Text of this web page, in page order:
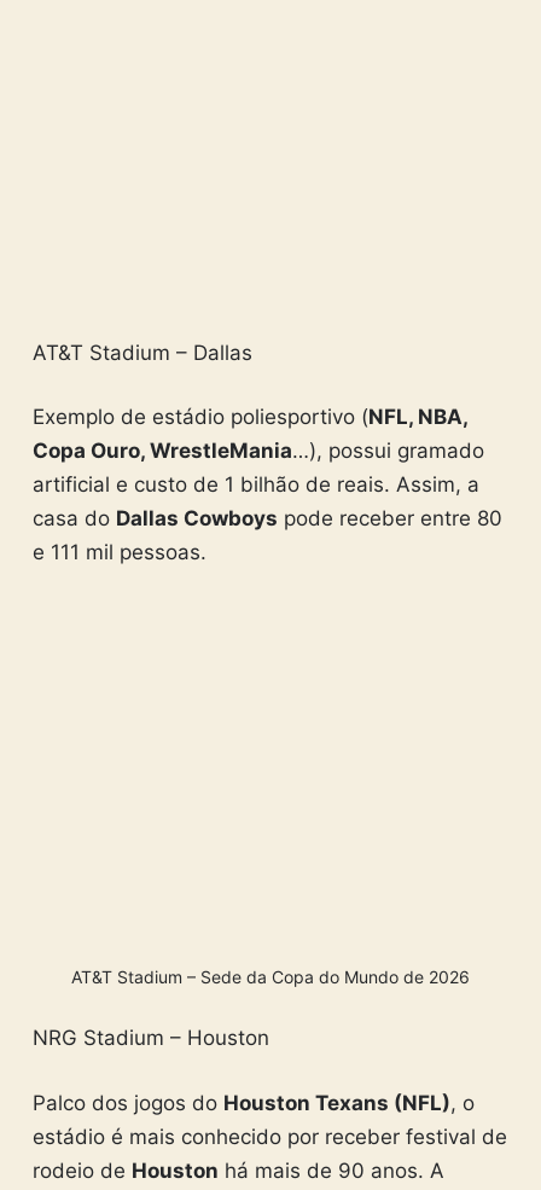
AT&T Stadium – Dallas
Exemplo de estádio poliesportivo (NFL, NBA,
Copa Ouro, WrestleMania…), possui gramado
artificial e custo de 1 bilhão de reais. Assim, a
casa do Dallas Cowboys pode receber entre 80
e 111 mil pessoas.
AT&T Stadium – Sede da Copa do Mundo de 2026
NRG Stadium – Houston
Palco dos jogos do Houston Texans (NFL), o
estádio é mais conhecido por receber festival de
rodeio de Houston há mais de 90 anos. A